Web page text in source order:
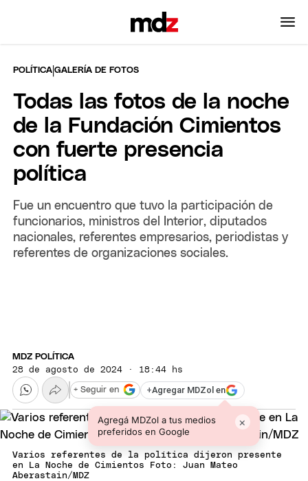
POLÍTICA |GALERÍA DE FOTOS
Todas las fotos de la noche
de la Fundación Cimientos
con fuerte presencia
política
Fue un encuentro que tuvo la participación de
funcionarios, ministros del Interior, diputados
nacionales, referentes empresarios, periodistas y
referentes de organizaciones sociales.
MDZ POLÍTICA
28 de agosto de 2024 · 18:44 hs
+Agregar MDZol en
Agregá MDZol a tus medios
preferidos en Google
×
+ Seguir en
Varios referentes de la política dijeron presente
en La Noche de Cimientos Foto: Juan Mateo
Aberastain/MDZ